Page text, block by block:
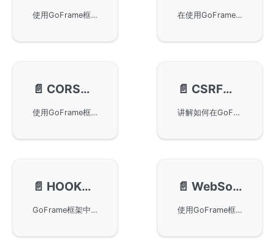
使用GoFrame框架构建HTTPS服务，包括准备工作、示例代码以及通过Let’s Encrypt获取免费SSL证书的方法。同时，还探讨了如何在同一WebServer下同时支持HTTP和HTTPS访问协议的方法，确保您的应用更安全。 在使用GoFrame框架时启用和管理平滑重启特性。通过该功能，WebServer在更新版本或者重启时，无需中断已有请求，从而提高服务稳定性和用户体验。支持在*nix系统下的平滑重启和Windows系统下的完整重启，并提供Web和命令行的管理方法。还展示了具体的使用示例，包括基本使用、HTTPS支持和多服务多端口场景的平滑管理。
📄️ CORS跨域处理
使用GoFrame框架处理CORS跨域请求，结合路由管理中间件设置跨域规则，允许WebSocket跨域访问。提供CORS对象及其配置参数，包含默认和限制Origin来源的设置。同时，通过示例展示了基本使用方法、授权跨域Origin和自定义检测的方法，以实现更灵活的跨域请求管理。
📄️ CSRF防御设置
讲解如何在GoFrame框架中通过CSRF防御设置保护Web应用程序安全。我们将介绍使用token校验机制并通过中间件实现插件化防护的方法。包括插件的安装和配置以及前端对接的关键步骤和代码示例，帮助开发者有效抵御CSRF攻击。
📄️ HOOK事件回调
GoFrame框架中ghttp.Server提供的HOOK事件回调功能，该功能类似于中间件，通过自定义监听处理特定事件，绑定事件回调注册顺序明确回调调用优先级。详细讲解了HOOK事件的使用方法、接口鉴权控制、跨域请求处理等实际应用场景，并结合示例代码展示事件回调的具体执行方式及优先级机制。
📄️ WebSocket服务
使用GoFrame框架开发WebSocket服务，包括HTML5客户端、WebSocket服务端、HTTPS支持和安全校验等内容。通过示例代码，展示了WebSocket的连接与信息传递机制，并详细说明了服务端与客户端之间的通信流程和数据处理方法，让读者能够快速上手并实现功能齐全的WebSocket服务。